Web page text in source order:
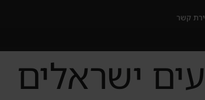
קשר
ישראלים